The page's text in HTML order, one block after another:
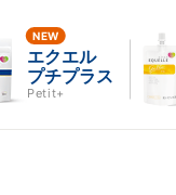
エクエル
プチプラス
Petit+